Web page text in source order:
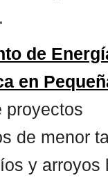
de
en
proyectos
de menor
y arroyos